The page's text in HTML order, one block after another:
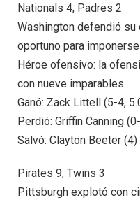
Nationals 4, Padres 2
Washington defendió su
oportuno para
Héroe ofensivo: la
con nueve imparables.
Ganó: Zack Littell (5-4,
Perdió: Griffin Canning
Salvó: Clayton Beeter (4)
Pirates 9, Twins 3
Pittsburgh explotó con